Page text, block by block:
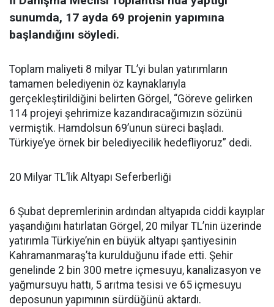
sunumda, 17 ayda 69 projenin yapımına
başlandığını söyledi.
Toplam maliyeti 8 milyar TL’yi bulan yatırımların
tamamen belediyenin öz kaynaklarıyla
gerçekleştirildiğini belirten Görgel, “Göreve gelirken
114 projeyi şehrimize kazandıracağımızın sözünü
vermiştik. Hamdolsun 69’unun süreci başladı.
Türkiye’ye örnek bir belediyecilik hedefliyoruz” dedi.
20 Milyar TL’lik Altyapı Seferberliği
6 Şubat depremlerinin ardından altyapıda ciddi kayıplar
yaşandığını hatırlatan Görgel, 20 milyar TL’nin üzerinde
yatırımla Türkiye’nin en büyük altyapı şantiyesinin
Kahramanmaraş’ta kurulduğunu ifade etti. Şehir
genelinde 2 bin 300 metre içmesuyu, kanalizasyon ve
yağmursuyu hattı, 5 arıtma tesisi ve 65 içmesuyu
deposunun yapımının sürdüğünü aktardı.